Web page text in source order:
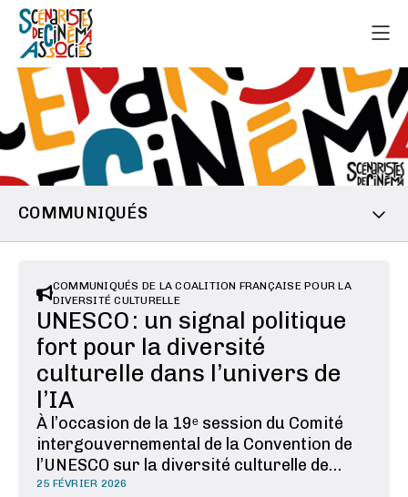
COMMUNIQUÉS
COMMUNIQUÉS DE LA COALITION FRANÇAISE POUR LA
DIVERSITÉ CULTURELLE
UNESCO : un signal politique
fort pour la diversité
culturelle dans l’univers de
l’IA
À l’occasion de la 19ᵉ session du Comité
intergouvernemental de la Convention de
l’UNESCO sur la diversité culturelle de
2005, les États membres ont exprimé un
25 FÉVRIER 2026